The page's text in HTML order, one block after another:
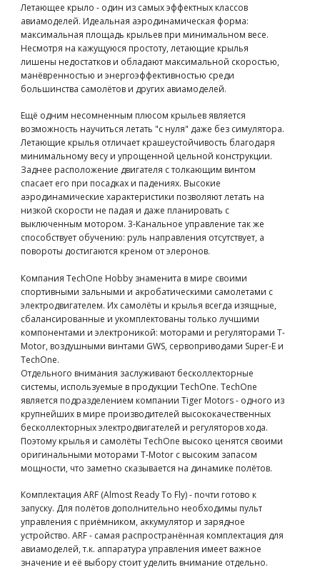
Летающее крыло - один из самых эффектных классов
авиамоделей. Идеальная аэродинамическая форма:
максимальная площадь крыльев при минимальном весе.
Несмотря на кажущуюся простоту, летающие крылья
лишены недостатков и обладают максимальной скоростью,
манёвренностью и энергоэффективностью среди
большинства самолётов и других авиамоделей.
Ещё одним несомненным плюсом крыльев является
возможность научиться летать "с нуля" даже без симулятора.
Летающие крылья отличает крашеустойчивость благодаря
минимальному весу и упрощенной цельной конструкции.
Заднее расположение двигателя с толкающим винтом
спасает его при посадках и падениях. Высокие
аэродинамические характеристики позволяют летать на
низкой скорости не падая и даже планировать с
выключенным мотором. 3-Канальное управление так же
способствует обучению: руль направления отсутствует, а
повороты достигаются креном от элеронов.
Компания TechOne Hobby знаменита в мире своими
спортивными зальными и акробатическими самолетами с
электродвигателем. Их самолёты и крылья всегда изящные,
сбалансированные и укомплектованы только лучшими
компонентами и электроникой: моторами и регуляторами T-
Motor, воздушными винтами GWS, сервоприводами Super-E и
TechOne.
Отдельного внимания заслуживают бесколлекторные
системы, используемые в продукции TechOne. TechOne
является подразделением компании Tiger Motors - одного из
крупнейших в мире производителей высококачественных
бесколлекторных электродвигателей и регуляторов хода.
Поэтому крылья и самолёты TechOne высоко ценятся своими
оригинальными моторами T-Motor с высоким запасом
мощности, что заметно сказывается на динамике полётов.
Комплектация ARF (Almost Ready To Fly) - почти готово к
запуску. Для полётов дополнительно необходимы пульт
управления с приёмником, аккумулятор и зарядное
устройство. ARF - самая распространённая комплектация для
авиамоделей, т.к. аппаратура управления имеет важное
значение и её выбору стоит уделить внимание отдельно.